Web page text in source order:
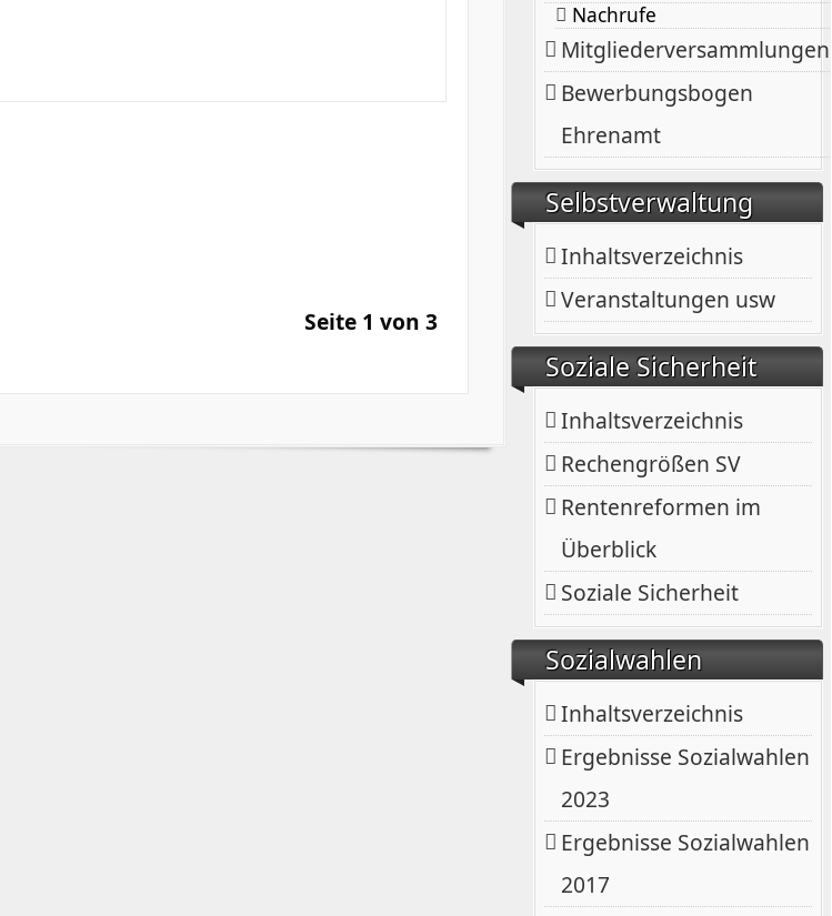
Nachrufe
Mitgliederversammlungen
Bewerbungsbogen
Ehrenamt
Selbstverwaltung
Inhaltsverzeichnis
Veranstaltungen usw
Soziale Sicherheit
Inhaltsverzeichnis
Rechengrößen SV
Rentenreformen im
Überblick
Soziale Sicherheit
Sozialwahlen
Inhaltsverzeichnis
Ergebnisse Sozialwahlen
2023
Ergebnisse Sozialwahlen
2017
Seite 1 von 3